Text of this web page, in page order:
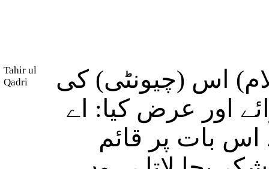
Tahir ul
Qadri
اس (چیونٹی) کی
اور عرض کیا: اے
اس بات پر قائم